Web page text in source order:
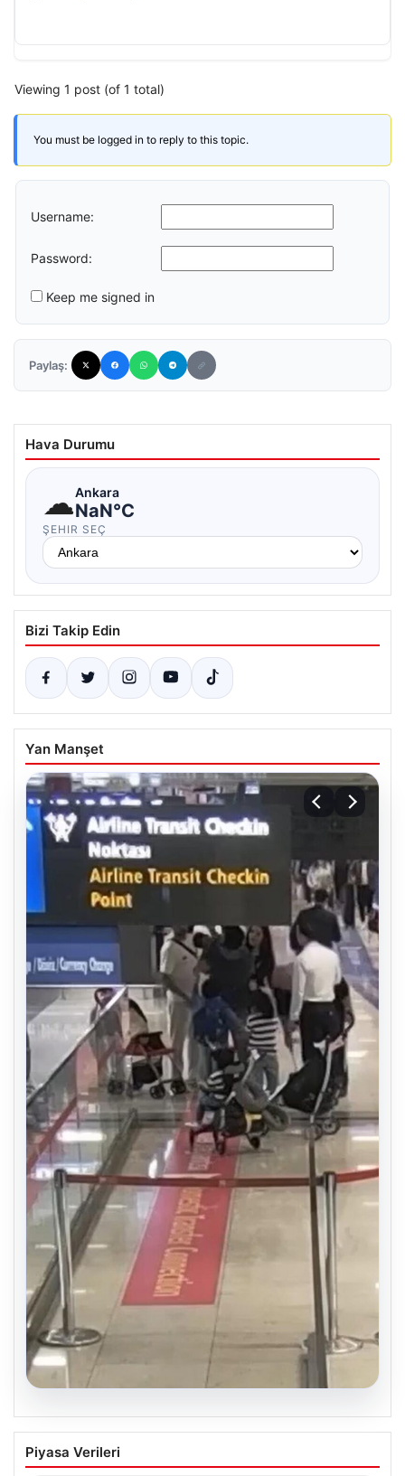
Viewing 1 post (of 1 total)
You must be logged in to reply to this topic.
Username:
Password:
Keep me signed in
Paylaş:
Hava Durumu
☁Ankara
NaN°C
ŞEHIR SEÇ
Bizi Takip Edin
Yan Manşet
2 Yaşındaki Bebeğin Hayatını Kurtaran
Havalimanı Personeline Ödül
Piyasa Verileri